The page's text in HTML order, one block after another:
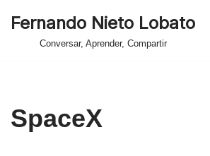
Fernando Nieto Lobato
Conversar, Aprender, Compartir
SpaceX